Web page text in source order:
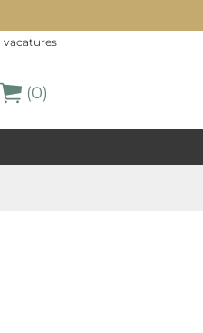
vacatures
(0)